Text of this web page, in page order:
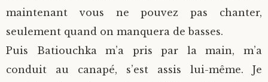
maintenant vous ne pouvez pas chanter,
seulement quand on manquera de basses.
Puis Batiouchka m’a pris par la main, m’a
conduit au canapé, s’est assis lui-même. Je